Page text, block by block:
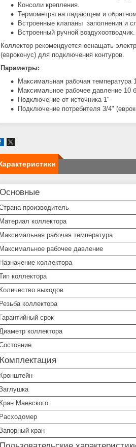
Консоли крепления.
Термометры на падающем и обратном
Встроенные клапаны заполнения и
Встроенный ручной воздухоотводчик.
Коллектор рекомендуется оснащать
(евроконус) для подключения контуров.
Параметры:
Максимальная рабочая температура
Максимальное рабочее давление 10
Подключение от источника 1"
Подключение потребителя 3/4"
Основные
производитель
Материал коллектора
Максимальная рабочая температура
Максимальное рабочее давление
Назначение коллектора
коллектора
Количество выходов
Резьба коллектора
Гарантийный срок
Диаметр коллектора
Комплектация
Кронштейн
Кран Маевского
Расходомер
кран